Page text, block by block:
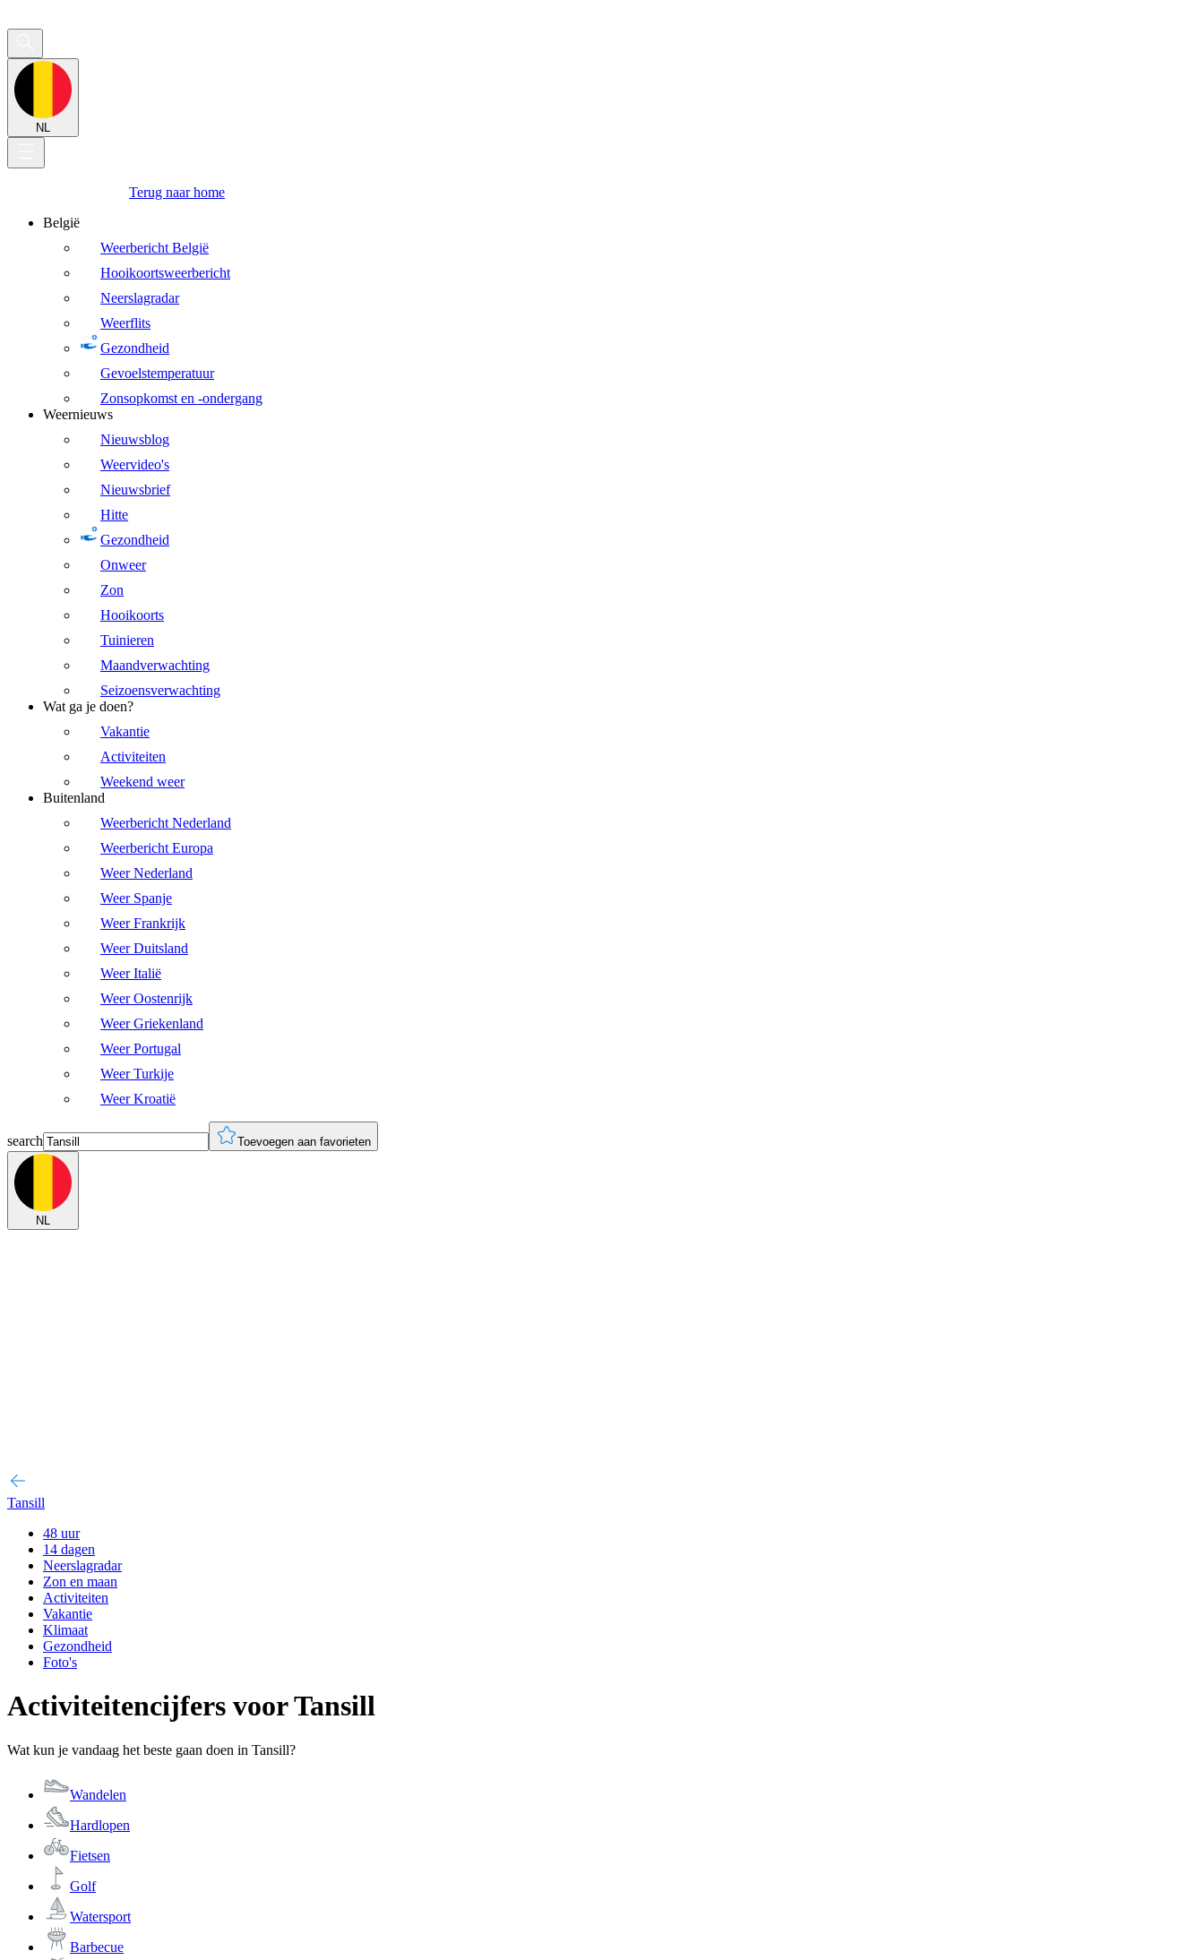
NL
Terug naar home
België
Weerbericht België
Hooikoortsweerbericht
Neerslagradar
Weerflits
Gezondheid
Gevoelstemperatuur
Zonsopkomst en -ondergang
Weernieuws
Nieuwsblog
Weervideo's
Nieuwsbrief
Hitte
Gezondheid
Onweer
Zon
Hooikoorts
Tuinieren
Maandverwachting
Seizoensverwachting
Wat ga je doen?
Vakantie
Activiteiten
Weekend weer
Buitenland
Weerbericht Nederland
Weerbericht Europa
Weer Nederland
Weer Spanje
Weer Frankrijk
Weer Duitsland
Weer Italië
Weer Oostenrijk
Weer Griekenland
Weer Portugal
Weer Turkije
Weer Kroatië
search Toevoegen aan favorieten
NL
Tansill
48 uur
14 dagen
Neerslagradar
Zon en maan
Activiteiten
Vakantie
Klimaat
Gezondheid
Foto's
Activiteitencijfers voor Tansill
Wat kun je vandaag het beste gaan doen in Tansill?
Wandelen
Hardlopen
Fietsen
Golf
Watersport
Barbecue